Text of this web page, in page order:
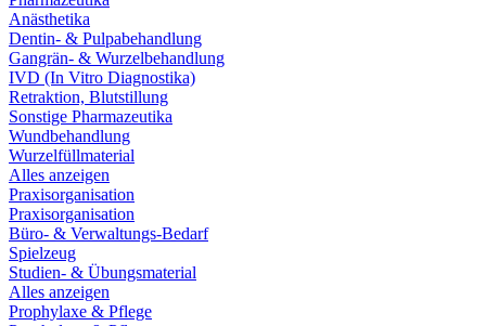
Anästhetika
Dentin- & Pulpabehandlung
Gangrän- & Wurzelbehandlung
IVD (In Vitro Diagnostika)
Retraktion, Blutstillung
Sonstige Pharmazeutika
Wundbehandlung
Wurzelfüllmaterial
Alles anzeigen
Praxisorganisation
Praxisorganisation
Büro- & Verwaltungs-Bedarf
Spielzeug
Studien- & Übungsmaterial
Alles anzeigen
Prophylaxe & Pflege